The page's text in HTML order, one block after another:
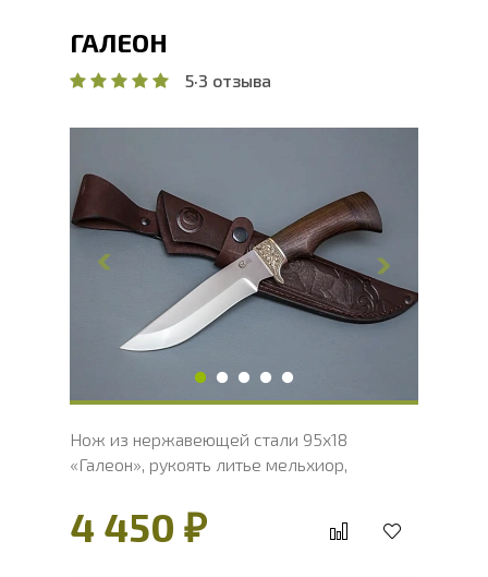
ГАЛЕОН
5·3 отзыва
Общая длина, мм
268.9
Длина клинка, мм
148.9
Ширина клинка, мм
34.6
Толщина обуха, мм
Ширина рукояти, мм
28.9
Длина рукояти, мм
120
Толщина рукояти, мм
23
Твердость клинка, HRC
Нож из нержавеющей стали 95х18
«Галеон», рукоять литье мельхиор,
4 450 ₽